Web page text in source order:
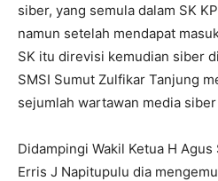
siber, yang semula dalam SK
namun setelah mendapat
SK itu direvisi kemudian siber
SMSI Sumut Zulfikar Tanjung
sejumlah wartawan media
Didampingi Wakil Ketua H
Erris J Napitupulu dia